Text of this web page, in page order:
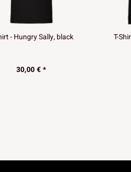
- Hungry Sally, black
30,00 € *
T-